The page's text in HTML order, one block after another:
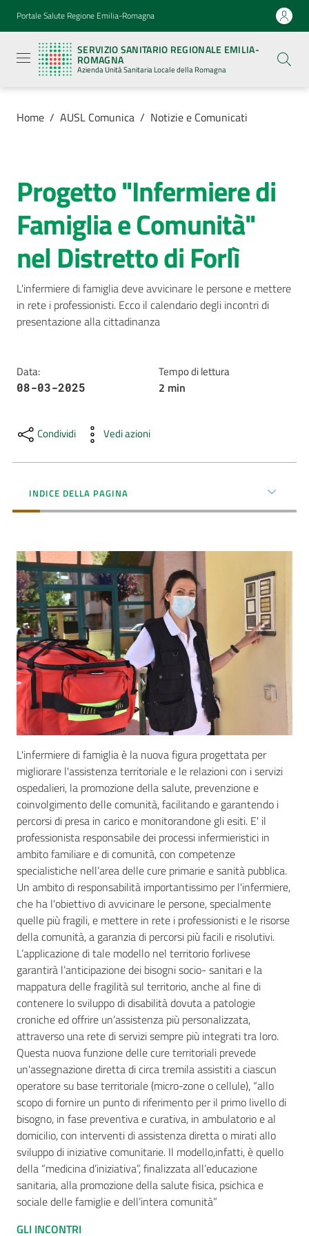
Vai al contenuto
Vai alla navigazione
Vai al footer
Portale Salute Regione Emilia-Romagna
SERVIZIO SANITARIO REGIONALE EMILIA-
ROMAGNA
Azienda Unità Sanitaria Locale della Romagna
Sanitario
Regionale
Emilia-
Romagna
Azienda
Sanitaria
Locale della
Azienda
Servizi
Luoghi
di
cura
Carta
Servizi
Bandi
e
Concorsi
Seguici
su
Home / AUSL Comunica / Notizie e Comunicati
Salta al contenuto
Progetto "Infermiere di
Famiglia e Comunità"
nel Distretto di Forlì
L'infermiere di famiglia deve avvicinare le persone e mettere
in rete i professionisti. Ecco il calendario degli incontri di
presentazione alla cittadinanza
Data:
08-03-2025
Tempo di lettura
2 min
Condividi Vedi azioni
INDICE DELLA PAGINA
L'infermiere di famiglia è la nuova figura progettata per
migliorare l'assistenza territoriale e le relazioni con i servizi
ospedalieri, la promozione della salute, prevenzione e
coinvolgimento delle comunità, facilitando e garantendo i
percorsi di presa in carico e monitorandone gli esiti. E' il
professionista responsabile dei processi infermieristici in
ambito familiare e di comunità, con competenze
specialistiche nell’area delle cure primarie e sanità pubblica.
Un ambito di responsabilità importantissimo per l'infermiere,
che ha l'obiettivo di avvicinare le persone, specialmente
quelle più fragili, e mettere in rete i professionisti e le risorse
della comunità, a garanzia di percorsi più facili e risolutivi.
L’applicazione di tale modello nel territorio forlivese
garantirà l’anticipazione dei bisogni socio- sanitari e la
mappatura delle fragilità sul territorio, anche al fine di
contenere lo sviluppo di disabilità dovuta a patologie
croniche ed offrire un’assistenza più personalizzata,
attraverso una rete di servizi sempre più integrati tra loro.
Questa nuova funzione delle cure territoriali prevede
un'assegnazione diretta di circa tremila assistiti a ciascun
operatore su base territoriale (micro-zone o cellule), “allo
scopo di fornire un punto di riferimento per il primo livello di
bisogno, in fase preventiva e curativa, in ambulatorio e al
domicilio, con interventi di assistenza diretta o mirati allo
sviluppo di iniziative comunitarie. Il modello,infatti, è quello
della “medicina d’iniziativa”, finalizzata all’educazione
sanitaria, alla promozione della salute fisica, psichica e
sociale delle famiglie e dell’intera comunità”
GLI INCONTRI